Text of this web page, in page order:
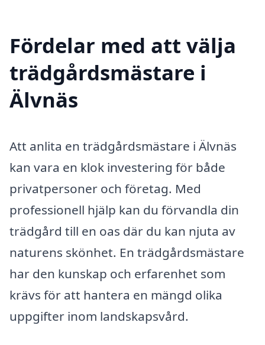
Fördelar med att välja
trädgårdsmästare i
Älvnäs
Att anlita en trädgårdsmästare i Älvnäs
kan vara en klok investering för både
privatpersoner och företag. Med
professionell hjälp kan du förvandla din
trädgård till en oas där du kan njuta av
naturens skönhet. En trädgårdsmästare
har den kunskap och erfarenhet som
krävs för att hantera en mängd olika
uppgifter inom landskapsvård.